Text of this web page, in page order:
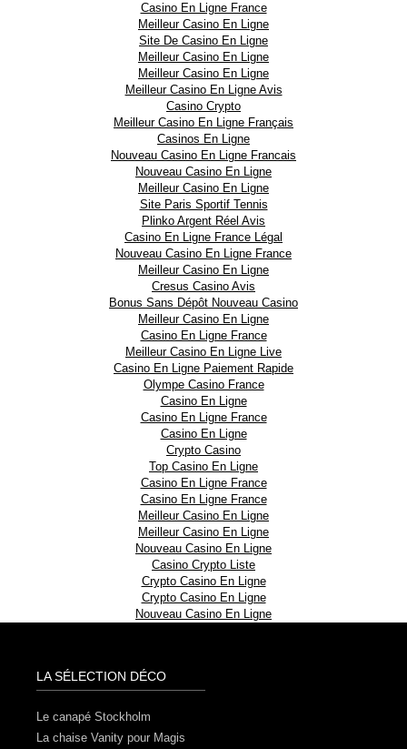
Casino En Ligne France
Meilleur Casino En Ligne
Site De Casino En Ligne
Meilleur Casino En Ligne
Meilleur Casino En Ligne
Meilleur Casino En Ligne Avis
Casino Crypto
Meilleur Casino En Ligne Français
Casinos En Ligne
Nouveau Casino En Ligne Francais
Nouveau Casino En Ligne
Meilleur Casino En Ligne
Site Paris Sportif Tennis
Plinko Argent Réel Avis
Casino En Ligne France Légal
Nouveau Casino En Ligne France
Meilleur Casino En Ligne
Cresus Casino Avis
Bonus Sans Dépôt Nouveau Casino
Meilleur Casino En Ligne
Casino En Ligne France
Meilleur Casino En Ligne Live
Casino En Ligne Paiement Rapide
Olympe Casino France
Casino En Ligne
Casino En Ligne France
Casino En Ligne
Crypto Casino
Top Casino En Ligne
Casino En Ligne France
Casino En Ligne France
Meilleur Casino En Ligne
Meilleur Casino En Ligne
Nouveau Casino En Ligne
Casino Crypto Liste
Crypto Casino En Ligne
Crypto Casino En Ligne
Nouveau Casino En Ligne
LA SÉLECTION DÉCO
Le canapé Stockholm
La chaise Vanity pour Magis